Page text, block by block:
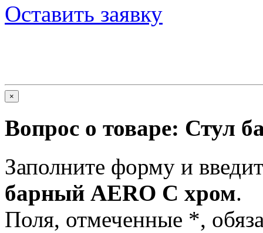
Оставить заявку
×
Вопрос о товаре: Стул
Заполните форму и
барный AERO C хром.
Поля, отмеченные *,